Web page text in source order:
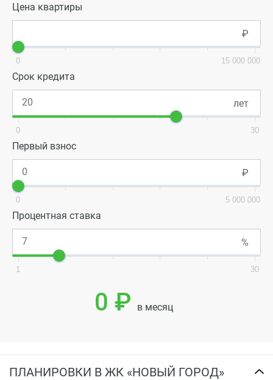
Цена квартиры
0 15 000 000
Срок кредита
0 30
Первый взнос
0 5 000 000
Процентная ставка
1 30
0 ₽ в месяц
ПЛАНИРОВКИ В ЖК «НОВЫЙ ГОРОД»